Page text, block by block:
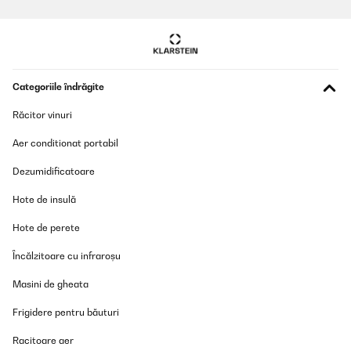
Categoriile îndrăgite
Răcitor vinuri
Aer conditionat portabil
Dezumidificatoare
Hote de insulă
Hote de perete
Încălzitoare cu infraroșu
Masini de gheata
Frigidere pentru băuturi
Racitoare aer